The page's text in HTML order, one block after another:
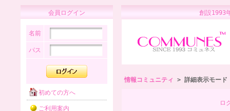
会員ログイン
名前
パス
初めての方へ
ご利用案内
創設
情報コミュニティ > 詳細表示モード
ロ